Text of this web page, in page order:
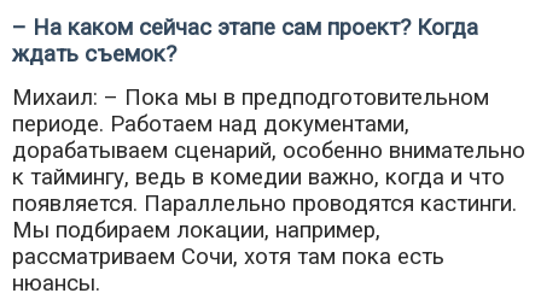
– На каком сейчас этапе сам проект? Когда
ждать съемок?
Михаил: – Пока мы в предподготовительном
периоде. Работаем над документами,
дорабатываем сценарий, особенно внимательно
к таймингу, ведь в комедии важно, когда и что
появляется. Параллельно проводятся кастинги.
Мы подбираем локации, например,
рассматриваем Сочи, хотя там пока есть
нюансы.